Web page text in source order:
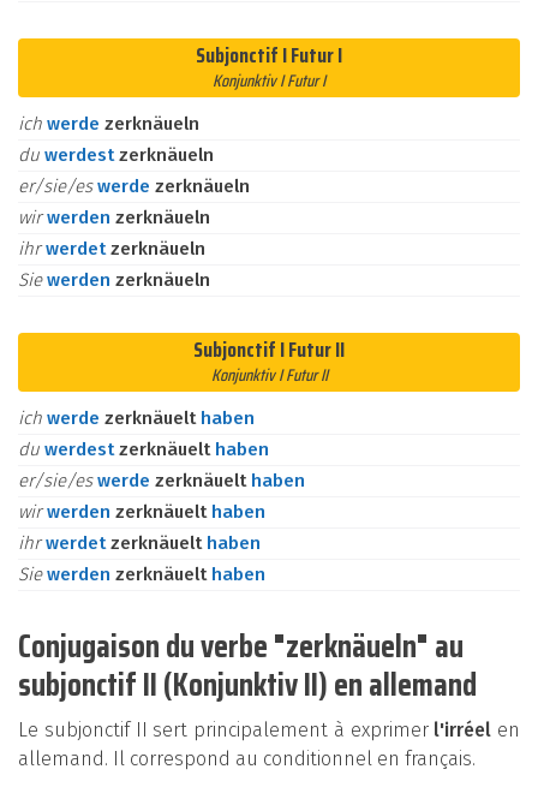
Subjonctif I Futur I
Konjunktiv I Futur I
ich werde zerknäueln
du werdestzerknäueln
er/sie/eswerde zerknäueln
wirwerden zerknäueln
ihrwerdetzerknäueln
Siewerden zerknäueln
Subjonctif I Futur II
Konjunktiv I Futur II
ich werde zerknäuelt haben
du werdestzerknäuelt haben
er/sie/eswerde zerknäuelt haben
wirwerden zerknäuelt haben
ihrwerdetzerknäuelt haben
Siewerden zerknäuelt haben
Conjugaison du verbe "zerknäueln" au
subjonctif II (Konjunktiv II) en allemand
Le subjonctif II sert principalement à exprimer l'irréel en
allemand. Il correspond au conditionnel en français.